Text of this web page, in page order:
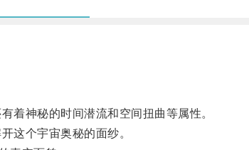
神秘的时间潜流和空间扭曲等属性。
这个宇宙奥秘的面纱。